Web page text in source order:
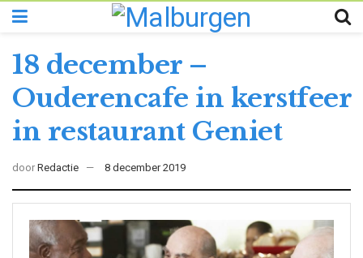
18 december –
Ouderencafe in kerstfeer
in restaurant Geniet
door Redactie 8 december 2019